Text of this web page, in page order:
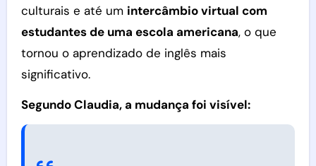
culturais e até um intercâmbio virtual com
estudantes de uma escola americana, o que
tornou o aprendizado de inglês mais
significativo.
Segundo Claudia, a mudança foi visível: